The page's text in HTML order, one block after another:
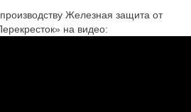
Железная защита от
на видео: